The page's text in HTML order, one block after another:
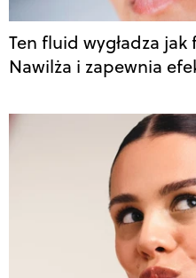
Ten fluid wygładza
Nawilża i zapewnia